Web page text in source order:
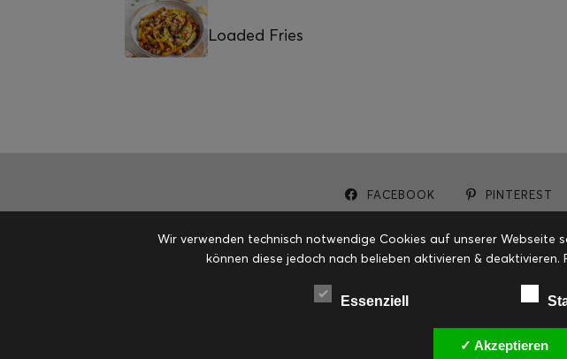
Loaded Fries
FACEBOOK PINTEREST
Wir verwenden technisch notwendige Cookies auf unserer
können diese jedoch nach belieben aktivieren &
Essenziell
✓ Akzeptieren